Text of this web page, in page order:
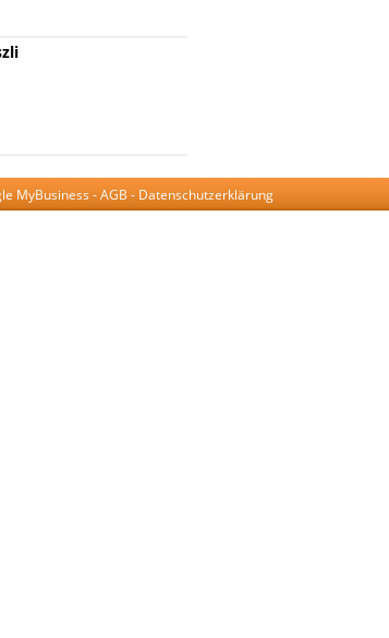
Post
MyBusiness -AGB - Datenschutzerklärung